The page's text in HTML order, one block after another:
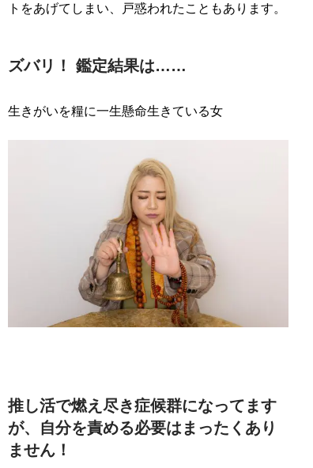
トをあげてしまい、戸惑われたこともあります。
ズバリ！ 鑑定結果は……
生きがいを糧に一生懸命生きている女
推し活で燃え尽き症候群になってます
が、自分を責める必要はまったくあり
ません！